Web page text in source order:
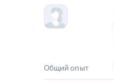
Общий опыт